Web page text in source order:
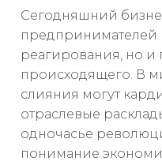
Сегодняшний
предпринимателей
реагирования, но и
происходящего. В
слияния могут
отраслевые
одночасье
понимание